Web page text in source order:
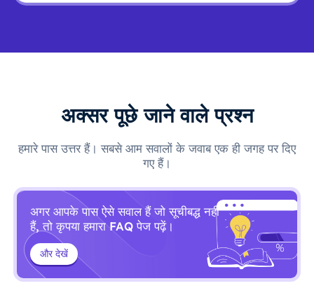
अक्सर पूछे जाने वाले प्रश्न
हमारे पास उत्तर हैं। सबसे आम सवालों के जवाब एक ही जगह पर दिए
गए हैं।
अगर आपके पास ऐसे सवाल हैं जो सूचीबद्ध नहीं
हैं, तो कृपया हमारा FAQ पेज पढ़ें।
और देखें